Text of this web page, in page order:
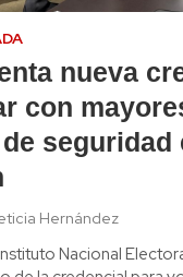
nueva
con
seguridad
Hernández
Nacional